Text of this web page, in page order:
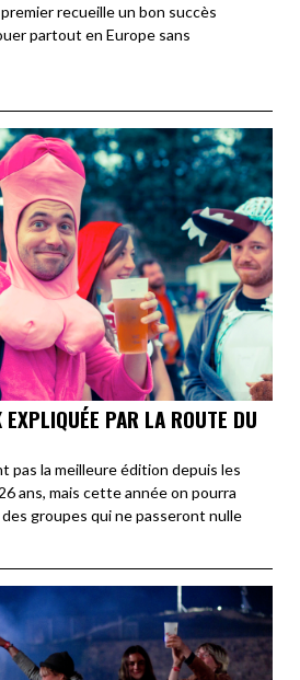
recueille un bon succès
partout en Europe sans
PAR LA ROUTE DU
pas la meilleure édition depuis les
ans, mais cette année on pourra
groupes qui ne passeront nulle